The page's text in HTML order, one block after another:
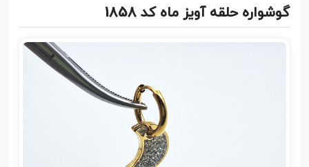
گوشواره حلقه آویز ماه کد 1858